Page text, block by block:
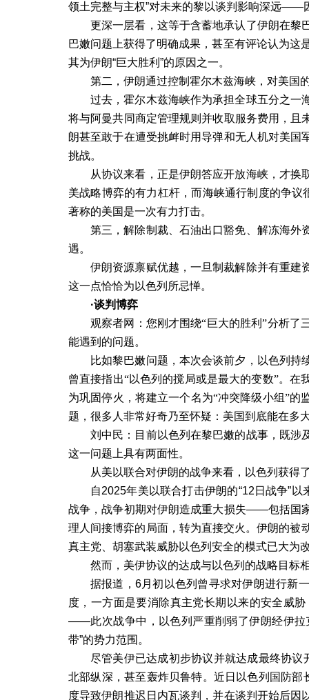
领土完整与主权”对未来的黎以谈判影响深远——
更深一层看，这等于含蓄地承认了伊朗在黎
巴嫩问题上获得了明确成果，甚至有评论认为这
其为伊朗“巨大胜利 ”的原因之一。
第二，伊朗通过控制霍尔木兹海峡，对美国
过去，霍尔木兹海峡作为承担全球五分之一
将与阿曼共同商定管理规则并收取服务费用，
朗甚至敢于在遭受挑衅时用导弹和无人机对美
挑战。
从协议来看，正是伊朗答应开放海峡，才
美战略博弈的有力杠杆，而海峡通行制度的争
著称的美国是一次有力打击。
第三，解除制裁、石油出口豁免、解冻海外
遇。
伊朗资源禀赋优越，一旦制裁解除并有重建
这一点恰恰为以色列所忌惮。
·谈判博弈
观察者网：您刚才围绕“巨大的胜利”分析
能遇到的问题。
比如黎巴嫩问题，本次会谈前夕，以色列
曾直接指出“以色列的搅局或是最大的变数”。
为巩固停火，将建立一个名为“冲突降级小组”
题，很多人非常好奇乃至怀疑：美国到底能在多
刘中民：目前以色列在黎巴嫩的战事，既涉
这一问题上具有两面性。
从美以联合对伊朗的战争来看，以色列获得
自2025年美以联合打击伊朗的“12 日战争” 以
战争，战争初期对伊朗造成重大损失——包括国
理人间接博弈的局面，转为直接交火。伊朗的被
真主党、胡塞武装威胁以色列安全的模式已大为
然而，美伊协议的达成与以色列的战略目标
据报道， 6月初以色列曾寻求对伊朗进行新
度，一方面是要消除真主党长期以来的安全威
——此次战争中，以色列严重削弱了伊朗经伊
带”的势力范围。
尽管美伊已达成初步协议并就达成最终协
北部纵深，甚至轰炸贝鲁特。近日以色列国防部
度导致伊朗推迟日内瓦谈判，并在谈判开始后